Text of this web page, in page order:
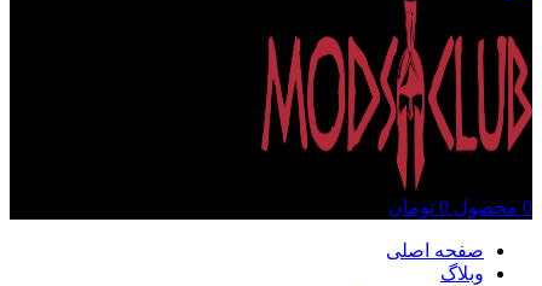
0 محصول 0 تومان
صفحه اصلی
وبلاگ